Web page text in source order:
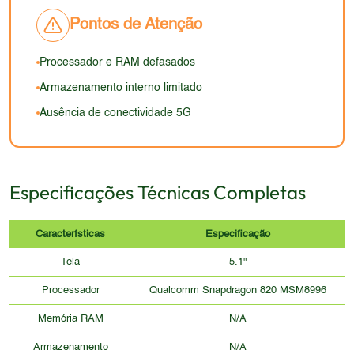
recentes a tornam menos atraente.
tão confortável quanto a de smartphones mais
modernos. A durabilidade é um ponto positivo, mas
o apelo visual provavelmente é menos atraente
Pontos de Atenção
Processador e RAM defasados
Armazenamento interno limitado
Ausência de conectividade 5G
Especificações Técnicas Completas
Características Especificação
Tela 5.1"
Processador Qualcomm Snapdragon 820 MSM8996
Memória RAM N/A
Armazenamento N/A